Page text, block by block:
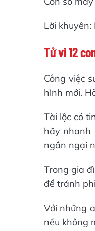
Lời
Tử vi 12
Công việc
hình mới.
Tài lộc có
hãy nhanh
ngần ngại
Trong gia
để tránh
Với những
nếu không